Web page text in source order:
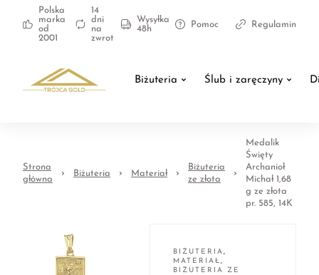
Polska
marka
od
2001
14
dni
na
zwrot
Wysyłka
48h
Pomoc Regulamin
Biżuteria Ślub i zaręczyny
Strona
główna
Biżuteria Materiał
Biżuteria
ze złota
Medalik
Święty
Archanioł
Michał 1,68
g ze złota
pr. 585, 14K
BIŻUTERIA,
MATERIAŁ,
BIŻUTERIA ZE